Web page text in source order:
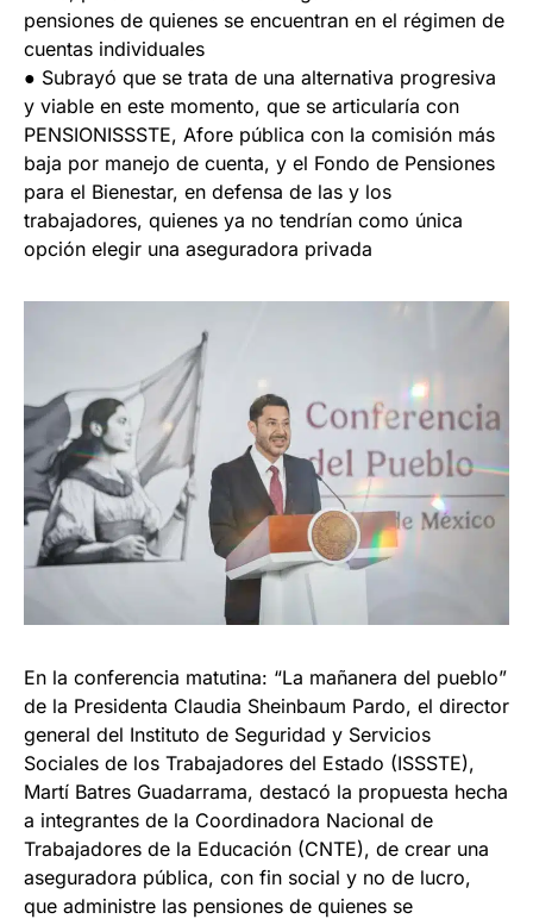
pensiones de quienes se encuentran en el régimen de
cuentas individuales
● Subrayó que se trata de una alternativa progresiva
y viable en este momento, que se articularía con
PENSIONISSSTE, Afore pública con la comisión más
baja por manejo de cuenta, y el Fondo de Pensiones
para el Bienestar, en defensa de las y los
trabajadores, quienes ya no tendrían como única
opción elegir una aseguradora privada
En la conferencia matutina: “La mañanera del pueblo”
de la Presidenta Claudia Sheinbaum Pardo, el director
general del Instituto de Seguridad y Servicios
Sociales de los Trabajadores del Estado (ISSSTE),
Martí Batres Guadarrama, destacó la propuesta hecha
a integrantes de la Coordinadora Nacional de
Trabajadores de la Educación (CNTE), de crear una
aseguradora pública, con fin social y no de lucro,
que administre las pensiones de quienes se